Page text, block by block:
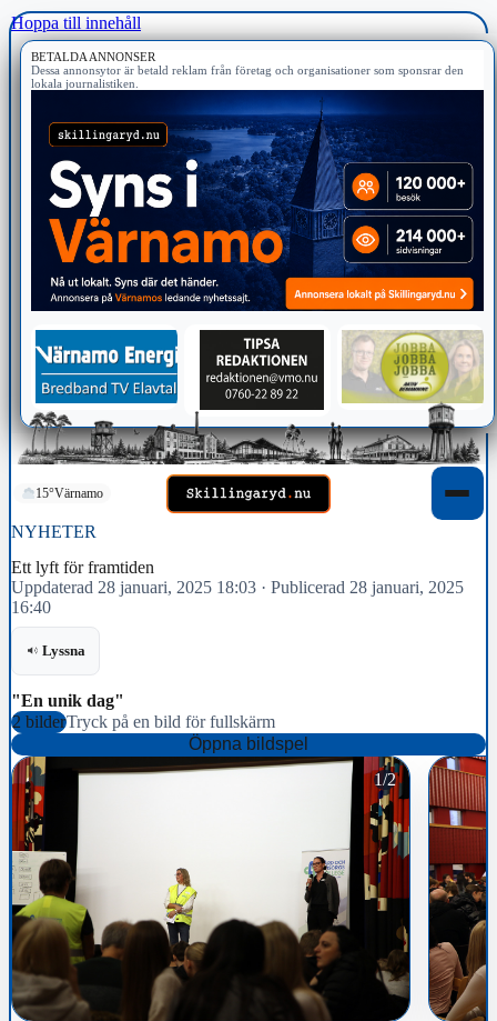
Hoppa till innehåll
BETALDA ANNONSER
Dessa annonsytor är betald reklam från företag och organisationer som sponsrar den
lokala journalistiken.
15°Värnamo
NYHETER
Ett lyft för framtiden
Uppdaterad 28 januari, 2025 18:03 · Publicerad 28 januari, 2025
16:40
Lyssna
"En unik dag"
2 bilderTryck på en bild för fullskärm
Öppna bildspel
1/2